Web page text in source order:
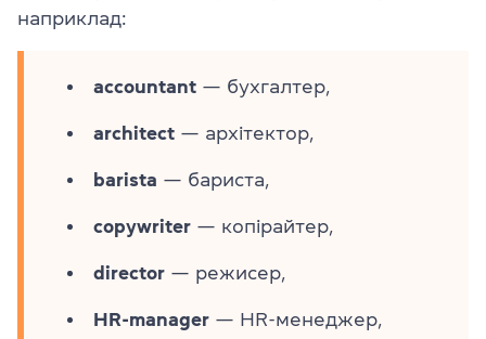
наприклад:
accountant — бухгалтер,
architect — архітектор,
barista — бариста,
copywriter — копірайтер,
director — режисер,
HR-manager — HR-менеджер,